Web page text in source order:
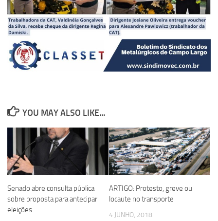
YOU MAY ALSO LIKE...
Senado abre consulta pública
sobre proposta para antecipar
eleições
ARTIGO: Protesto, greve ou
locaute no transporte
4 JUNHO, 2018